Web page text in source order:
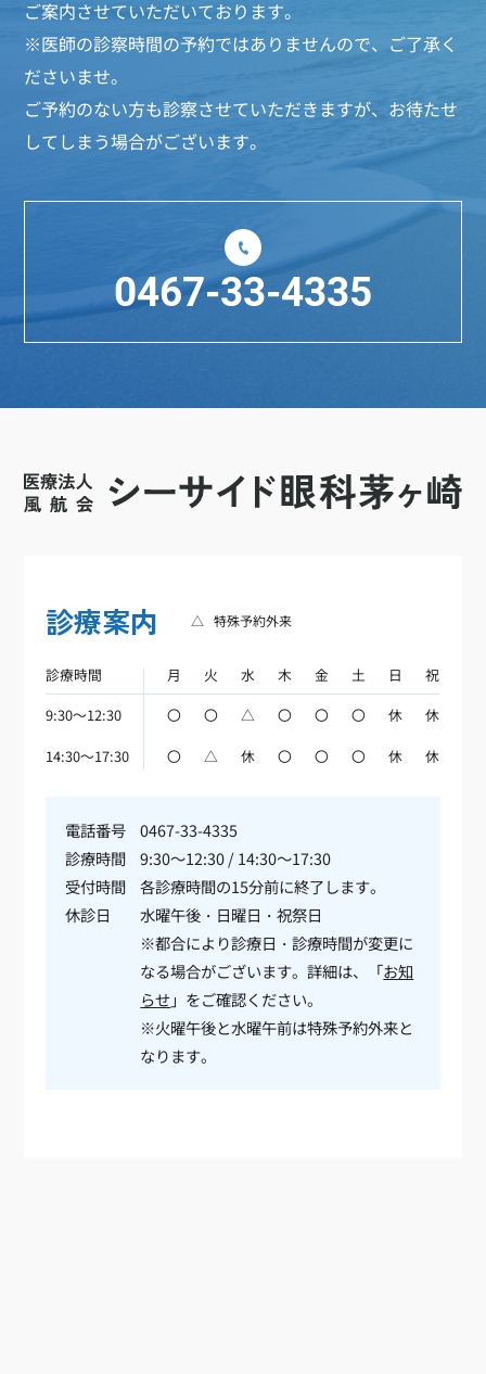
ご案内させていただいております。
※医師の診察時間の予約ではありませんので、ご了承く
ださいませ。
ご予約のない方も診察させていただきますが、お待たせ
してしまう場合がございます。
0467-33-4335
診療案内 △ 特殊予約外来
診療時間 月 火 水 木 金 土 日
祝
9:30～12:30
〇 〇 △ 〇 〇 〇 休
休
14:30～17:30
〇 △ 休 〇 〇 〇 休 休
電話番号
0467-33-4335
診療時間
9:30～12:30 / 14:30～17:30
受付時間
各診療時間の15分前に終了します。
休診日
水曜午後・日曜日・祝祭日
※都合により診療日・診療時間が変更に
なる場合がございます。詳細は、「お知
らせ」をご確認ください。
※火曜午後と水曜午前は特殊予約外来と
なります。